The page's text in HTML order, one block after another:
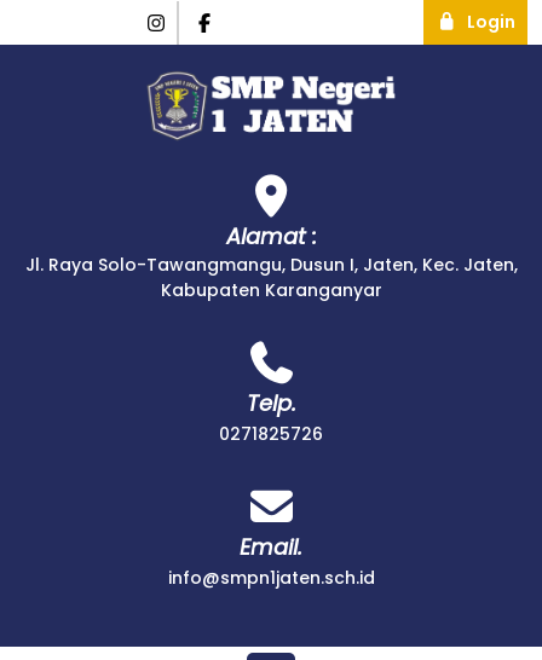
Login
Alamat :
Jl. Raya Solo-Tawangmangu, Dusun I, Jaten, Kec. Jaten,
Kabupaten Karanganyar
Telp.
0271825726
Email.
info@smpn1jaten.sch.id